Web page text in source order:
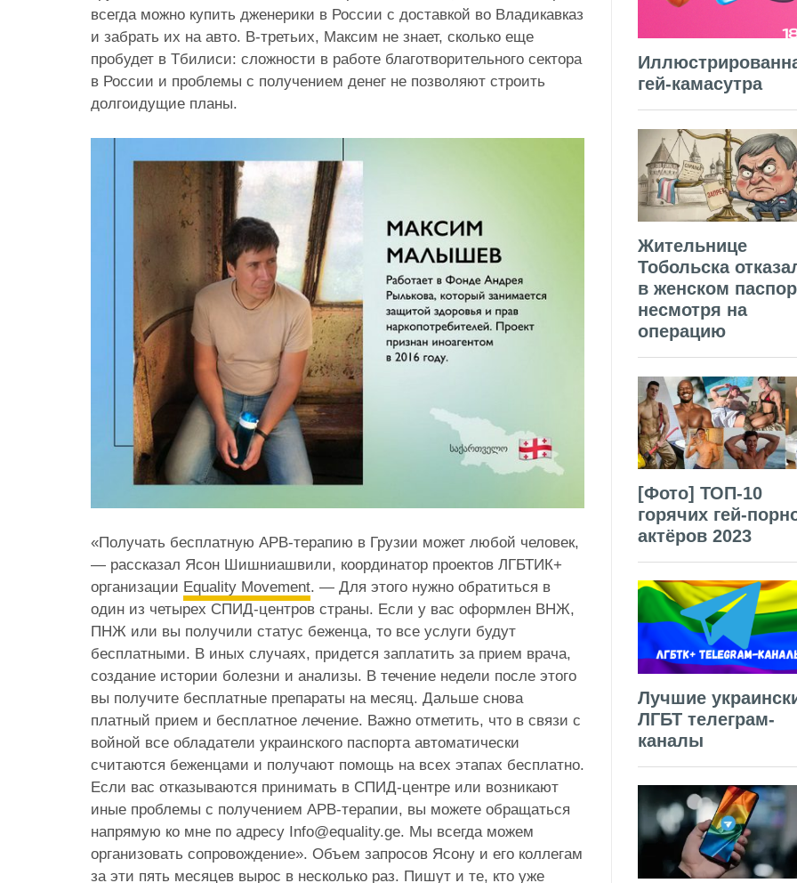
всегда можно купить дженерики в России с доставкой во Владикавказ
и забрать их на авто. В-третьих, Максим не знает, сколько еще
пробудет в Тбилиси: сложности в работе благотворительного сектора
в России и проблемы с получением денег не позволяют строить
долгоидущие планы.
«Получать бесплатную АРВ-терапию в Грузии может любой человек,
— рассказал Ясон Шишниашвили, координатор проектов ЛГБТИК+
организации Equality Movement. — Для этого нужно обратиться в
один из четырех СПИД-центров страны. Если у вас оформлен ВНЖ,
ПНЖ или вы получили статус беженца, то все услуги будут
бесплатными. В иных случаях, придется заплатить за прием врача,
создание истории болезни и анализы. В течение недели после этого
вы получите бесплатные препараты на месяц. Дальше снова
платный прием и бесплатное лечение. Важно отметить, что в связи с
войной все обладатели украинского паспорта автоматически
считаются беженцами и получают помощь на всех этапах бесплатно.
Если вас отказываются принимать в СПИД-центре или возникают
иные проблемы с получением АРВ-терапии, вы можете обращаться
напрямую ко мне по адресу Info@equality.ge. Мы всегда можем
организовать сопровождение». Объем запросов Ясону и его коллегам
за эти пять месяцев вырос в несколько раз. Пишут и те, кто уже
гей-камасутра
Жительнице
Тобольска
в женском
несмотря на
операцию
[Фото] ТОП-10
горячих гей-
актёров 2023
Лучшие
ЛГБТ телеграм-
каналы